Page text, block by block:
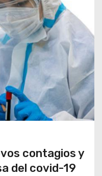
contagios y
del covid-19